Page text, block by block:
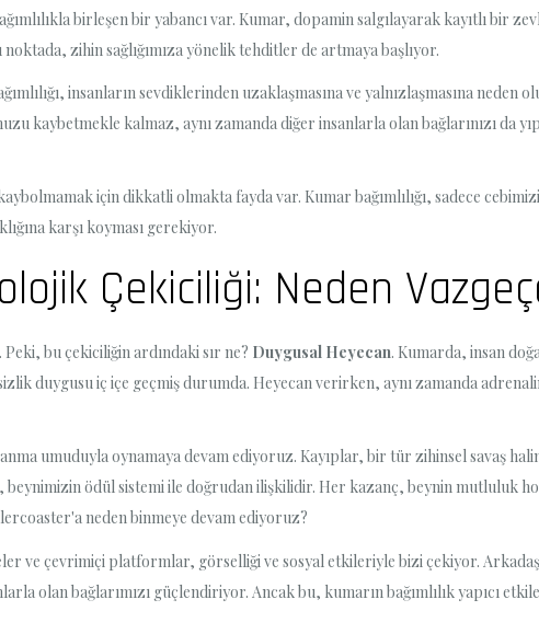
birleşen bir yabancı var. Kumar, dopamin salgılayarak kayıtlı bir
zihin sağlığımıza yönelik tehditler de artmaya başlıyor.
insanların sevdiklerinden uzaklaşmasına ve yalnızlaşmasına
kaybetmekle kalmaz, aynı zamanda diğer insanlarla olan bağlarınızı da
için dikkatli olmakta fayda var. Kumar bağımlılığı, sadece
karşı koyması gerekiyor.
Çekiciliği: Neden
bu çekiciliğin ardındaki sır ne? Duygusal Heyecan. Kumarda, insan
duygusu iç içe geçmiş durumda. Heyecan verirken, aynı zamanda
umuduyla oynamaya devam ediyoruz. Kayıplar, bir tür zihinsel savaş
ödül sistemi ile doğrudan ilişkilidir. Her kazanç, beynin mutluluk
neden binmeye devam ediyoruz?
ve çevrimiçi platformlar, görselliği ve sosyal etkileriyle bizi çekiyor.
olan bağlarımızı güçlendiriyor. Ancak bu, kumarın bağımlılık yapıcı